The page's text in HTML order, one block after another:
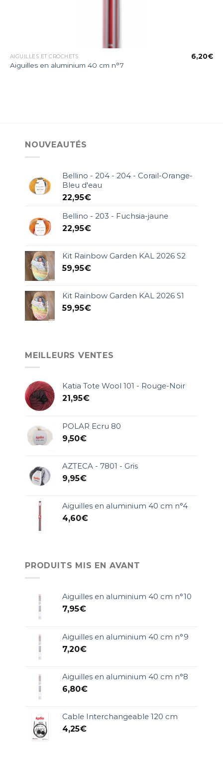
AIGUILLES ET CROCHETS
Aiguilles en aluminium 40 cm n°7
6,20€
NOUVEAUTÉS
Bellino - 204 - 204 - Corail-Orange-
Bleu d'eau
22,95€
Bellino - 203 - Fuchsia-jaune
22,95€
Kit Rainbow Garden KAL 2026 S2
59,95€
Kit Rainbow Garden KAL 2026 S1
59,95€
MEILLEURS VENTES
Katia Tote Wool 101 - Rouge-Noir
21,95€
POLAR Ecru 80
9,50€
AZTECA - 7801 - Gris
9,95€
Aiguilles en aluminium 40 cm n°4
4,60€
PRODUITS MIS EN AVANT
Aiguilles en aluminium 40 cm n°10
7,95€
Aiguilles en aluminium 40 cm n°9
7,20€
Aiguilles en aluminium 40 cm n°8
6,80€
Cable Interchangeable 120 cm
4,25€